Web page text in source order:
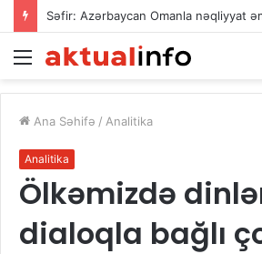
Menu
Ana Səhifə / Analitika
Analitika
Ölkəmizdə
dialoqla bağlı